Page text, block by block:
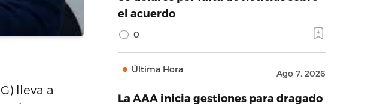
lleva a
el acuerdo
0
Última Hora Ago 7, 2026
La AAA inicia gestiones para dragado